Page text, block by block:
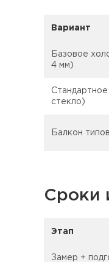
Вариант
Базовое
4 мм)
стекло)
Балкон
Сроки
Этап
Замер +